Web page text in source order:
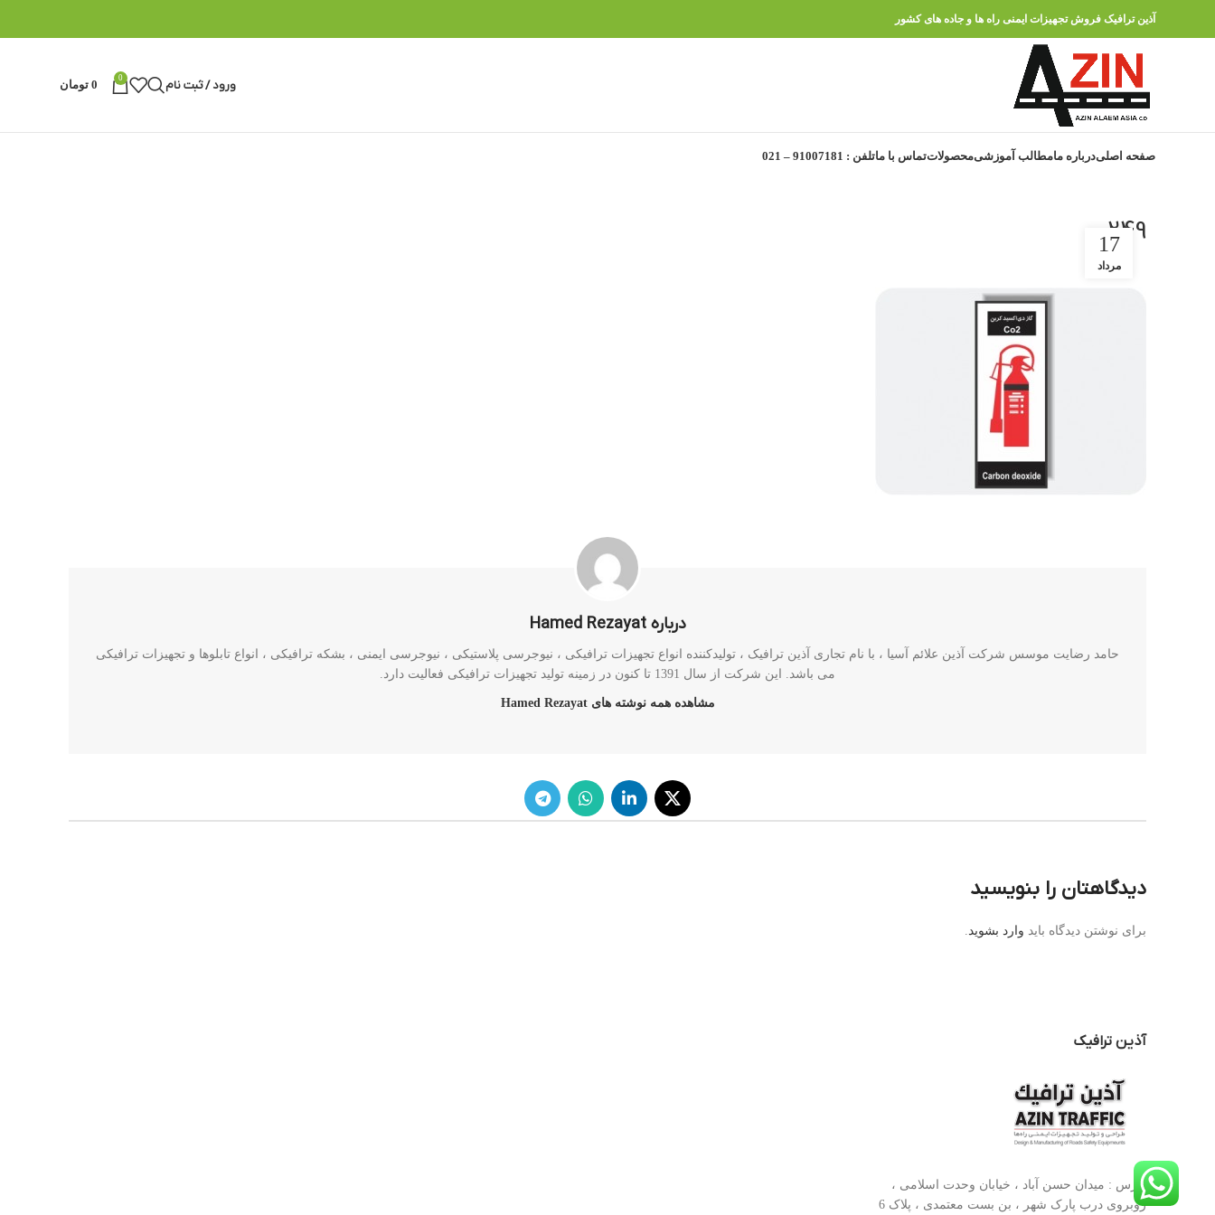
آذین ترافیک فروش تجهیزات ایمنی راه ها و جاده های کشور
ورود / ثبت نام 0
0 تومان
صفحه اصلیدرباره مامطالب آموزشیمحصولاتتماس با ماتلفن : 91007181 – 021
249
17
مرداد
درباره Hamed Rezayat
حامد رضایت موسس شرکت آذین علائم آسیا ، با نام تجاری آذین ترافیک ، تولیدکننده انواع تجهیزات ترافیکی ، نیوجرسی پلاستیکی ، نیوجرسی ایمنی ، بشکه ترافیکی ، انواع تابلوها و تجهیزات ترافیکی
می باشد. این شرکت از سال 1391 تا کنون در زمینه تولید تجهیزات ترافیکی فعالیت دارد.
مشاهده همه نوشته های Hamed Rezayat
دیدگاهتان را بنویسید
برای نوشتن دیدگاه باید وارد بشوید.
آذین ترافیک
آدرس : میدان حسن آباد ، خیابان وحدت اسلامی ،
روبروی درب پارک شهر ، بن بست معتمدی ، پلاک 6